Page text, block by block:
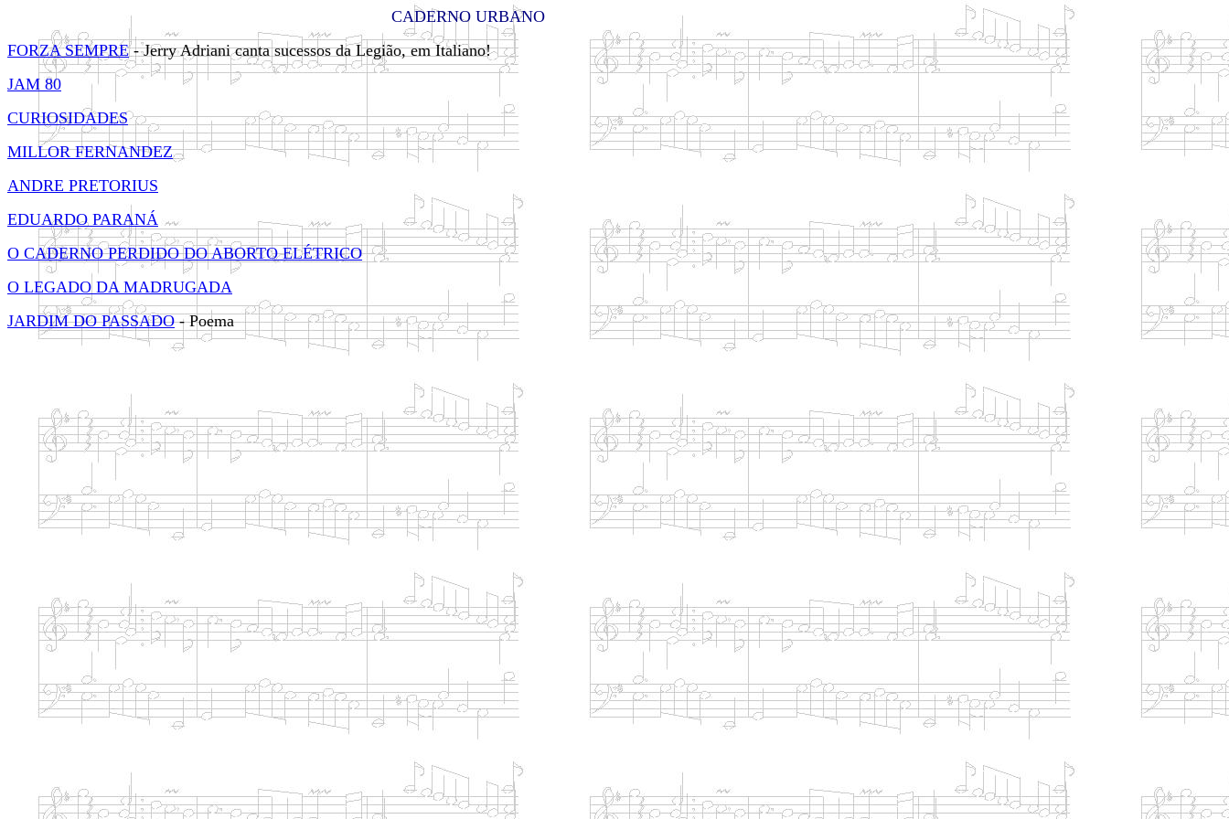
CADERNO URBANO
FORZA SEMPRE- Jerry Adriani canta sucessos da Legião, em Italiano!
JAM 80
CURIOSIDADES
MILLOR FERNANDEZ
ANDRE PRETORIUS
EDUARDO PARANÁ
O CADERNO PERDIDO DO ABORTO ELÉTRICO
O LEGADO DA MADRUGADA
JARDIM DO PASSADO- Poema